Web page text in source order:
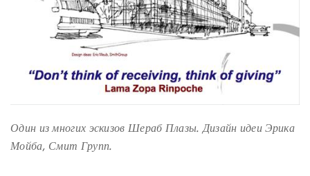
Один из многих эскизов Шераб Плазы. Дизайн идеи Эрика
Мойба, Смит Групп.